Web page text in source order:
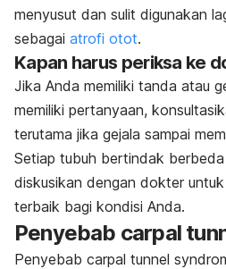
menyusut dan sulit digunakan
sebagai atrofi otot.
Kapan harus periksa ke
Jika Anda memiliki tanda atau
memiliki pertanyaan,
terutama jika gejala sampai
Setiap tubuh bertindak berbeda
diskusikan dengan dokter
terbaik bagi kondisi Anda.
Penyebab carpal
Penyebab carpal tunnel